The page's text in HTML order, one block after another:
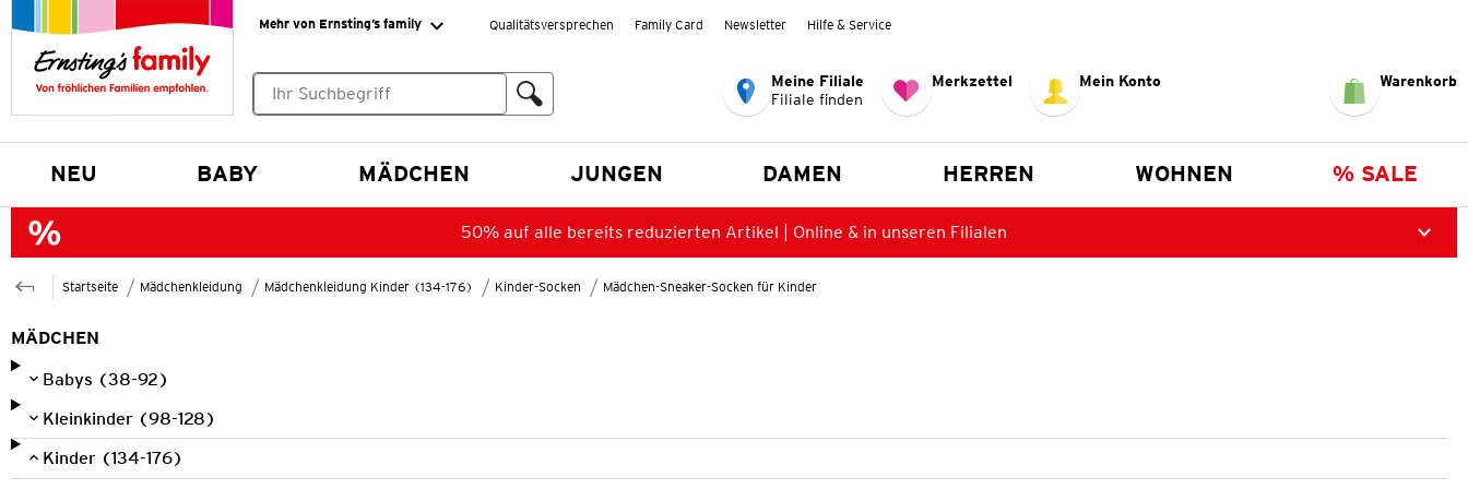
Mehr von Ernsting’s family Qualitätsversprechen Family Card Newsletter Hilfe & Service
Meine Filiale
Filiale finden
Merkzettel Mein Konto Warenkorb
NEU BABY MÄDCHEN JUNGEN DAMEN HERREN WOHNEN % SALE
50% auf alle bereits reduzierten Artikel | Online & in unseren Filialen
Startseite Mädchenkleidung Mädchenkleidung Kinder (134-176) Kinder-Socken Mädchen-Sneaker-Socken für Kinder
MÄDCHEN
Babys (38-92)
Kleinkinder (98-128)
Kinder (134-176)